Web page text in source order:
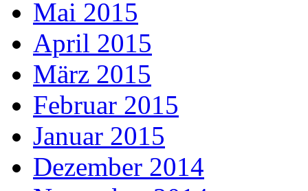
Mai 2015
April 2015
März 2015
Februar 2015
Januar 2015
Dezember 2014